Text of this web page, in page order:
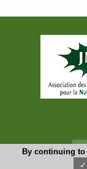
By continuing
✓